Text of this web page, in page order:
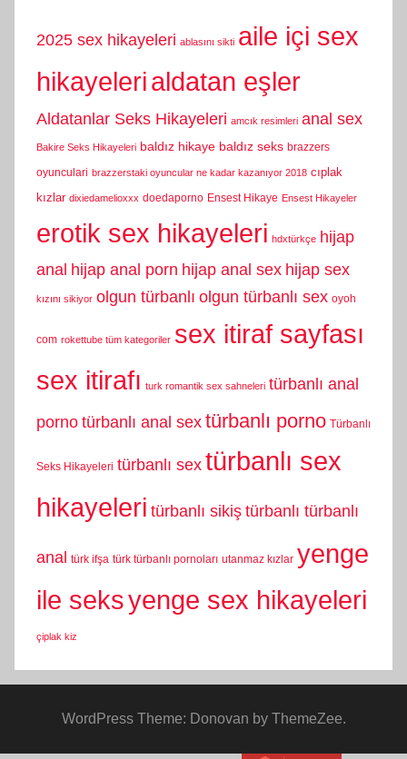
2025 sex hikayeleri ablasını sikti aile içi sex
hikayelerialdatan eşler
Aldatanlar Seks Hikayeleri amcık resimleri anal sex
Bakire Seks Hikayeleri baldız hikaye baldız seks brazzers
oyunculari brazzerstaki oyuncular ne kadar kazanıyor 2018 cıplak
kızlar dixiedamelioxxx doedaporno Ensest Hikaye Ensest Hikayeler
erotik sex hikayeleri hdxtürkçe hijap
anal hijap anal porn hijap anal sex hijap sex
kızını sikiyor olgun türbanlı olgun türbanlı sex oyoh
com rokettube tüm kategoriler sex itiraf sayfası
sex itirafı turk romantik sex sahneleri türbanlı anal
porno türbanlı anal sex türbanlı porno Türbanlı
Seks Hikayeleri türbanlı sex türbanlı sex
hikayeleri türbanlı sikiş türbanlı türbanlı
anal türk ifşa türk türbanlı pornoları utanmaz kızlar yenge
ile seksyenge sex hikayeleri
çiplak kiz
WordPress Theme: Donovan by ThemeZee.